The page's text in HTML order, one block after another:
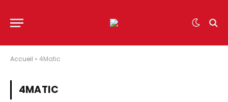
Accueil » 4Matic
4MATIC